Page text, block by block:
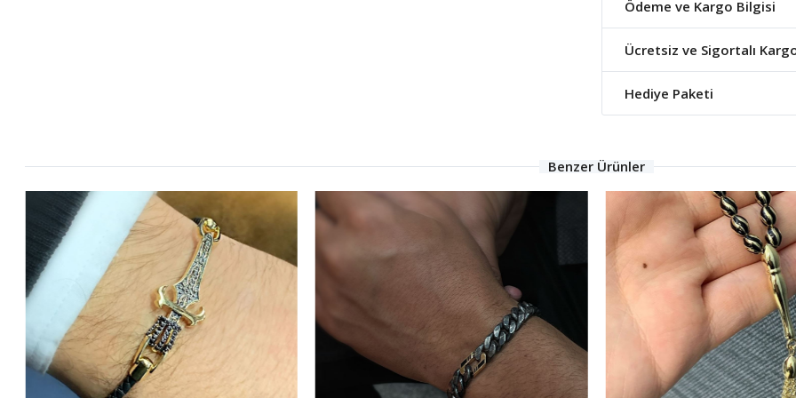
Ödeme ve Kargo Bilgisi
Ücretsiz ve Sigortalı
Hediye Paketi
Benzer Ürünler